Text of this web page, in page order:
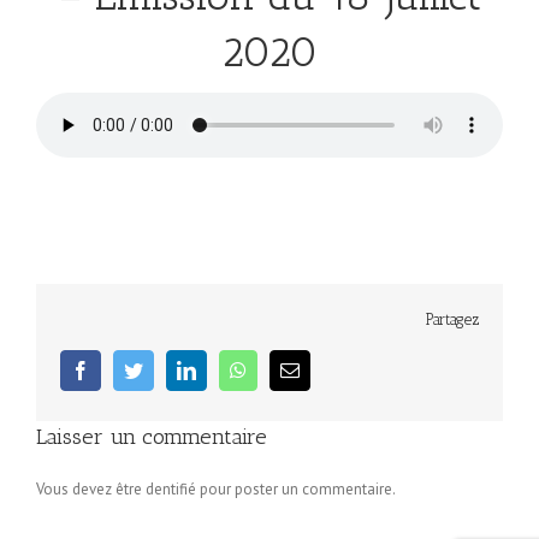
2020
Partagez
facebooktwitter linkedin whatsappEmail
Laisser un commentaire
Vous devez être dentifié pour poster un commentaire.